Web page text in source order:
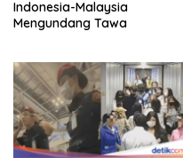
Indonesia-Malaysia
Mengundang Tawa